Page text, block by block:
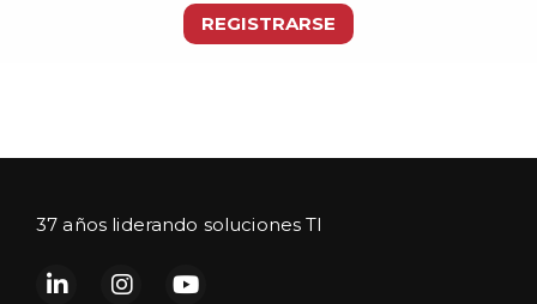
REGISTRARSE
37 años liderando soluciones TI